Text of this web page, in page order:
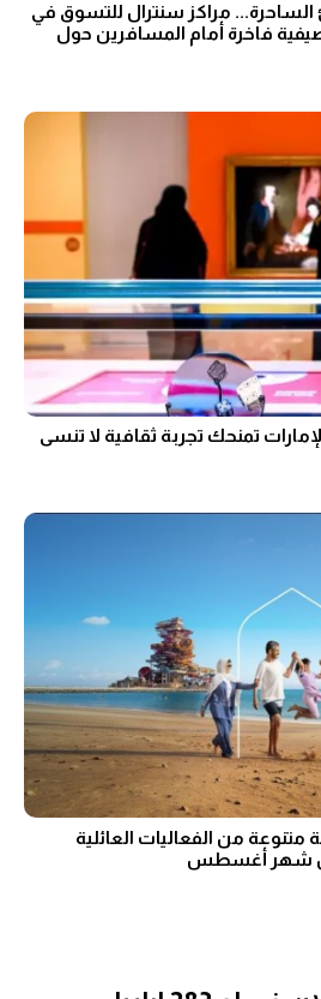
مراكز سنترال للتسوق في
صيفية فاخرة أمام المسافرين حول
تمنحك تجربة ثقافية لا تنسى
من الفعاليات العائلية
شهر أغسطس